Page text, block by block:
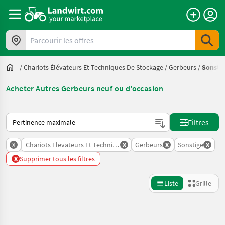
Parcourir les offres
/Chariots Élévateurs Et Techniques De Stockage /Gerbeurs /
Acheter Autres Gerbeurs neuf ou d’occasion
Voici comment les annonces sont triées sur Landwirt.com
Filtres
x Chariots Elevateurs Et Techniques De Stockage
x Gerbeurs x Sonstige x
x Supprimer tous les filtres
Liste Grille